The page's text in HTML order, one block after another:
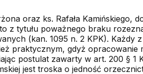
oraz ks. Rafała Kamińskiego,
z tytułu poważnego braku
(kan. 1095 n. 2 KPK). Każdy
praktycznym, gdyż opracowanie
postulat zawarty w art. 200 § 1
jest troska o jedność